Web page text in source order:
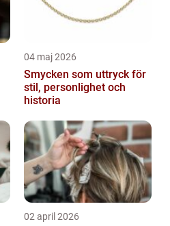
04 maj 2026
Smycken som uttryck för
stil, personlighet och
historia
02 april 2026